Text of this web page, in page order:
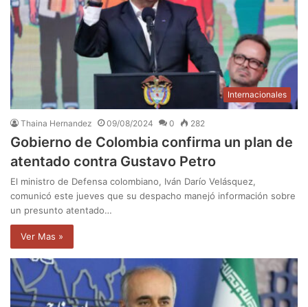
Internacionales
Thaina Hernandez 09/08/2024 0 282
Gobierno de Colombia confirma un plan de
atentado contra Gustavo Petro
El ministro de Defensa colombiano, Iván Darío Velásquez,
comunicó este jueves que su despacho manejó información sobre
un presunto atentado…
Ver Mas »